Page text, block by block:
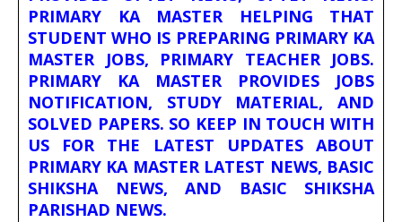
PRIMARY KA MASTER HELPING THAT
STUDENT WHO IS PREPARING PRIMARY KA
MASTER JOBS, PRIMARY TEACHER JOBS.
PRIMARY KA MASTER PROVIDES JOBS
NOTIFICATION, STUDY MATERIAL, AND
SOLVED PAPERS. SO KEEP IN TOUCH WITH
US FOR THE LATEST UPDATES ABOUT
PRIMARY KA MASTER LATEST NEWS, BASIC
SHIKSHA NEWS, AND BASIC SHIKSHA
PARISHAD NEWS.